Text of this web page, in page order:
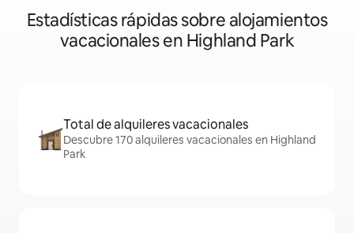
Estadísticas rápidas sobre alojamientos
vacacionales en Highland Park
Total de alquileres vacacionales
Descubre 170 alquileres vacacionales en Highland
Park